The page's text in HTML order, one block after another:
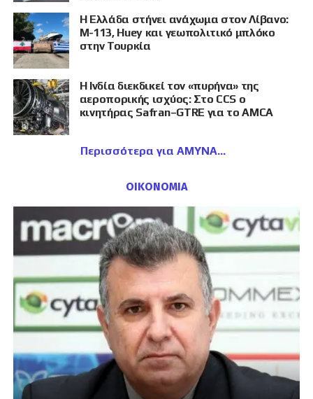
Η Ελλάδα στήνει ανάχωμα στον Λίβανο:
M-113, Huey και γεωπολιτικό μπλόκο
στην Τουρκία
Η Ινδία διεκδικεί τον «πυρήνα» της
αεροπορικής ισχύος: Στο CCS ο
κινητήρας Safran–GTRE για το AMCA
Περισσότερα για ΑΜΥΝΑ
ΟΙΚΟΝΟΜΙΑ